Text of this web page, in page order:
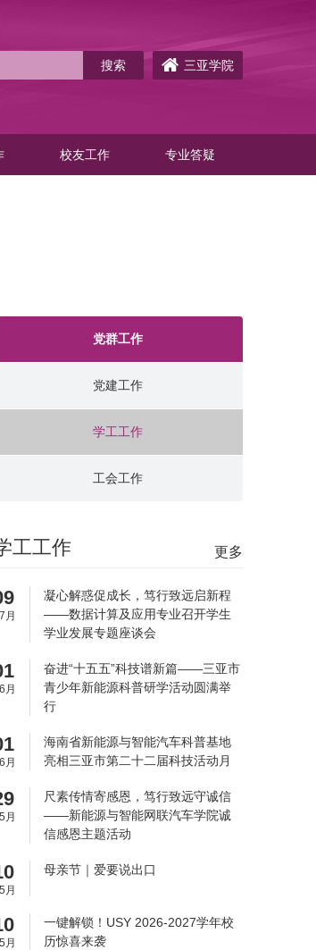
三亚学院
校友工作 专业答疑
党群工作
党建工作
学工工作
工会工作
工工作 更多
月
凝心解惑促成长，笃行致远启新程
——数据计算及应用专业召开学生
学业发展专题座谈会
月
奋进“十五五”科技谱新篇——三亚市
青少年新能源科普研学活动圆满举
行
月
海南省新能源与智能汽车科普基地
亮相三亚市第二十二届科技活动月
月
尺素传情寄感恩，笃行致远守诚信
——新能源与智能网联汽车学院诚
信感恩主题活动
月
母亲节｜爱要说出口
月
一键解锁！USY 2026-2027学年校
历惊喜来袭